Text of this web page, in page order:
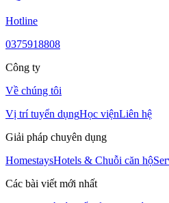
Hotline
0375918808
Công ty
Về chúng tôi
Vị trí tuyển dụngHọc việnLiên hệ
Giải pháp chuyên dụng
HomestaysHotels & Chuỗi căn hộ
Các bài viết mới nhất